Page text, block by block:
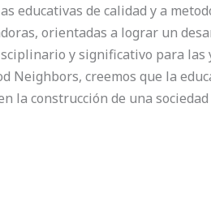
educativas de calidad y a
orientadas a lograr un
y significativo para las
Neighbors, creemos que la
la construcción de una